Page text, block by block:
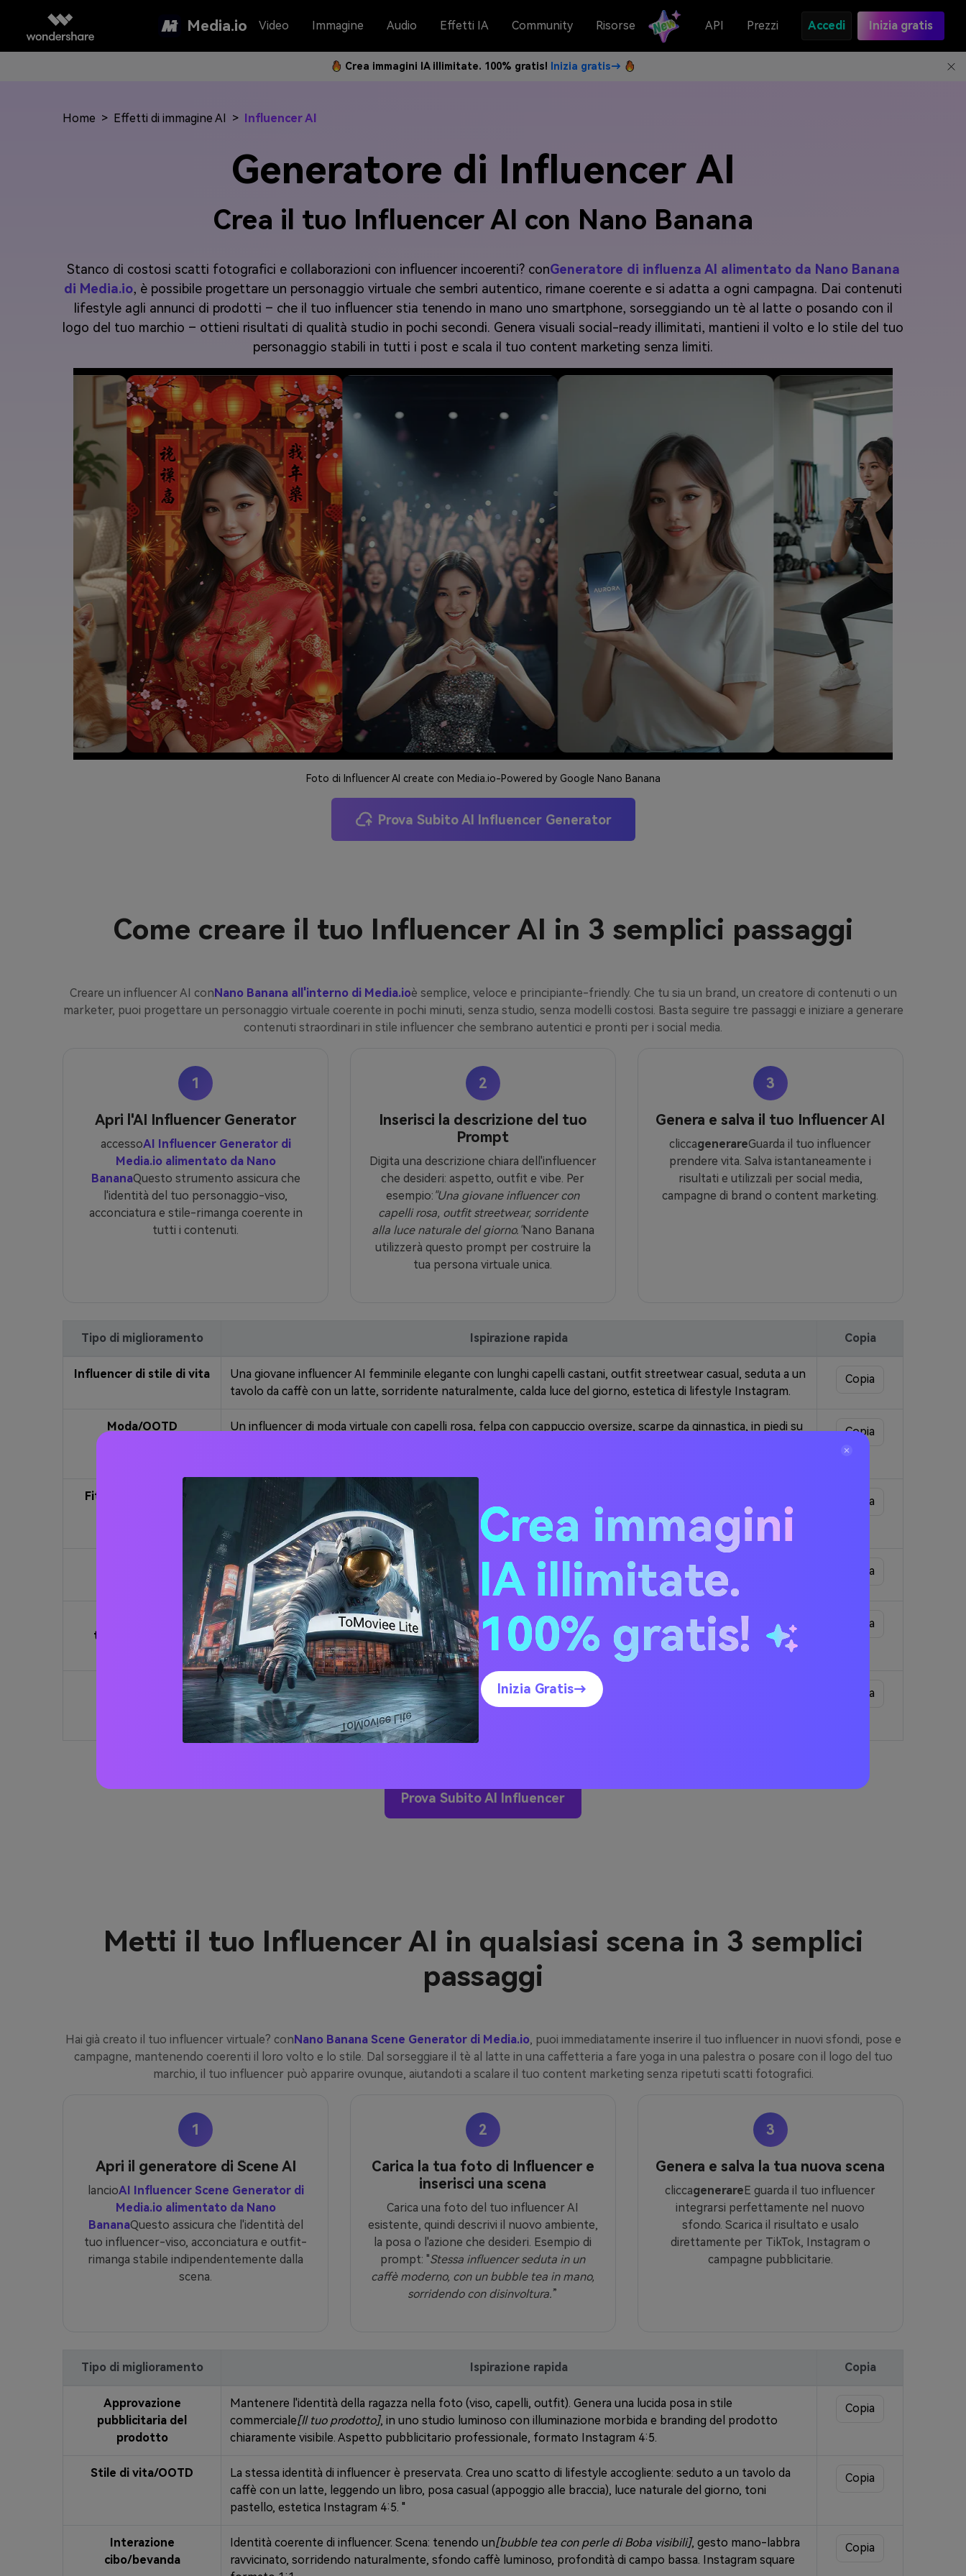
Media.io Video Immagine Audio Effetti IA Community Risorse API Prezzi Accedi Inizia gratis
Crea immagini IA illimitate. 100% gratis! Inizia gratis→
Home > Effetti di immagine AI > Influencer AI
Generatore di Influencer AI
Crea il tuo Influencer AI con Nano Banana
Stanco di costosi scatti fotografici e collaborazioni con influencer incoerenti? conGeneratore di influenza AI alimentato da Nano Banana
di Media.io, è possibile progettare un personaggio virtuale che sembri autentico, rimane coerente e si adatta a ogni campagna. Dai contenuti
lifestyle agli annunci di prodotti – che il tuo influencer stia tenendo in mano uno smartphone, sorseggiando un tè al latte o posando con il
logo del tuo marchio – ottieni risultati di qualità studio in pochi secondi. Genera visuali social-ready illimitati, mantieni il volto e lo stile del tuo
personaggio stabili in tutti i post e scala il tuo content marketing senza limiti.
Foto di Influencer AI create con Media.io-Powered by Google Nano Banana
Prova Subito AI Influencer Generator
Come creare il tuo Influencer AI in 3 semplici passaggi
Creare un influencer AI conNano Banana all'interno di Media.ioè semplice, veloce e principiante-friendly. Che tu sia un brand, un creatore di contenuti o un
marketer, puoi progettare un personaggio virtuale coerente in pochi minuti, senza studio, senza modelli costosi. Basta seguire tre passaggi e iniziare a generare
contenuti straordinari in stile influencer che sembrano autentici e pronti per i social media.
1
Apri l'AI Influencer Generator
accessoAI Influencer Generator di
Media.io alimentato da Nano
BananaQuesto strumento assicura che
l'identità del tuo personaggio-viso,
acconciatura e stile-rimanga coerente in
tutti i contenuti.
2
Inserisci la descrizione del tuo
Prompt
Digita una descrizione chiara dell'influencer
che desideri: aspetto, outfit e vibe. Per
esempio: "Una giovane influencer con
capelli rosa, outfit streetwear, sorridente
alla luce naturale del giorno."Nano Banana
utilizzerà questo prompt per costruire la
tua persona virtuale unica.
3
Genera e salva il tuo Influencer AI
cliccagenerareGuarda il tuo influencer
prendere vita. Salva istantaneamente i
risultati e utilizzali per social media,
campagne di brand o content marketing.
Tipo di miglioramento Ispirazione rapida Copia
Influencer di stile di vita
Una giovane influencer AI femminile elegante con lunghi capelli castani, outfit streetwear casual, seduta a un
tavolo da caffè con un latte, sorridente naturalmente, calda luce del giorno, estetica di lifestyle Instagram.
Copia
Moda/OOTD
Un influencer di moda virtuale con capelli rosa, felpa con cappuccio oversize, scarpe da ginnastica, in piedi su
Copia
Fitness & benessere
Un influencer di fitness AI con costruzione atletica, acconciatura a coda di cavallo, indossa reggiseno e
leggings sportivi, fa yoga plank su un tappetino in una palestra moderna, illuminazione brillante, tono
motivazionale, formato 9:16.
Copia
Un influencer virtuale con influencer morbido, capelli ondulati, che tiene in mano un tè a bolle con un
sorriso, sfondo caffè pastello, atmosfera accogliente, estetica Instagram con profondità di campo bassa.
Copia
tecnica/prodotto
Un influencer AI futuristico con un taglio di capelli bob elegante, che tiene in mano uno smartphone con
schermo luminoso, sfondo di ufficio futuristico, illuminazione moderna, qualità di studio professionale per
pubblicità tecnologiche.
Copia
vacanze/eventi
Un allegro influencer AI che indossa un maglione rosso e un cappello di Babbo Natale, seduto accanto a un
albero di Natale con luci calde, in mano una scatola regalo, accogliente atmosfera festosa, stile biglietto di
festa Instagram.
Copia
Prova Subito AI Influencer
Metti il tuo Influencer AI in qualsiasi scena in 3 semplici
passaggi
Hai già creato il tuo influencer virtuale? conNano Banana Scene Generator di Media.io, puoi immediatamente inserire il tuo influencer in nuovi sfondi, pose e
campagne, mantenendo coerenti il loro volto e lo stile. Dal sorseggiare il tè al latte in una caffetteria a fare yoga in una palestra o posare con il logo del tuo
marchio, il tuo influencer può apparire ovunque, aiutandoti a scalare il tuo content marketing senza ripetuti scatti fotografici.
1
Apri il generatore di Scene AI
lancioAI Influencer Scene Generator di
Media.io alimentato da Nano
BananaQuesto assicura che l'identità del
tuo influencer-viso, acconciatura e outfit-
rimanga stabile indipendentemente dalla
scena.
2
Carica la tua foto di Influencer e
inserisci una scena
Carica una foto del tuo influencer AI
esistente, quindi descrivi il nuovo ambiente,
la posa o l'azione che desideri. Esempio di
prompt: "Stessa influencer seduta in un
caffè moderno, con un bubble tea in mano,
sorridendo con disinvoltura.”
3
Genera e salva la tua nuova scena
cliccagenerareE guarda il tuo influencer
integrarsi perfettamente nel nuovo
sfondo. Scarica il risultato e usalo
direttamente per TikTok, Instagram o
campagne pubblicitarie.
Tipo di miglioramento Ispirazione rapida Copia
Approvazione
pubblicitaria del
prodotto
Mantenere l'identità della ragazza nella foto (viso, capelli, outfit). Genera una lucida posa in stile
commerciale[Il tuo prodotto], in uno studio luminoso con illuminazione morbida e branding del prodotto
chiaramente visibile. Aspetto pubblicitario professionale, formato Instagram 4:5.
Copia
Stile di vita/OOTD
La stessa identità di influencer è preservata. Crea uno scatto di lifestyle accogliente: seduto a un tavolo da
caffè con un latte, leggendo un libro, posa casual (appoggio alle braccia), luce naturale del giorno, toni
pastello, estetica Instagram 4:5. "
Copia
Interazione
cibo/bevanda
Identità coerente di influencer. Scena: tenendo un[bubble tea con perle di Boba visibili], gesto mano-labbra
ravvicinato, sorridendo naturalmente, sfondo caffè luminoso, profondità di campo bassa. Instagram square
Copia
Crea immagini
IA illimitate.
100% gratis!
Inizia Gratis→